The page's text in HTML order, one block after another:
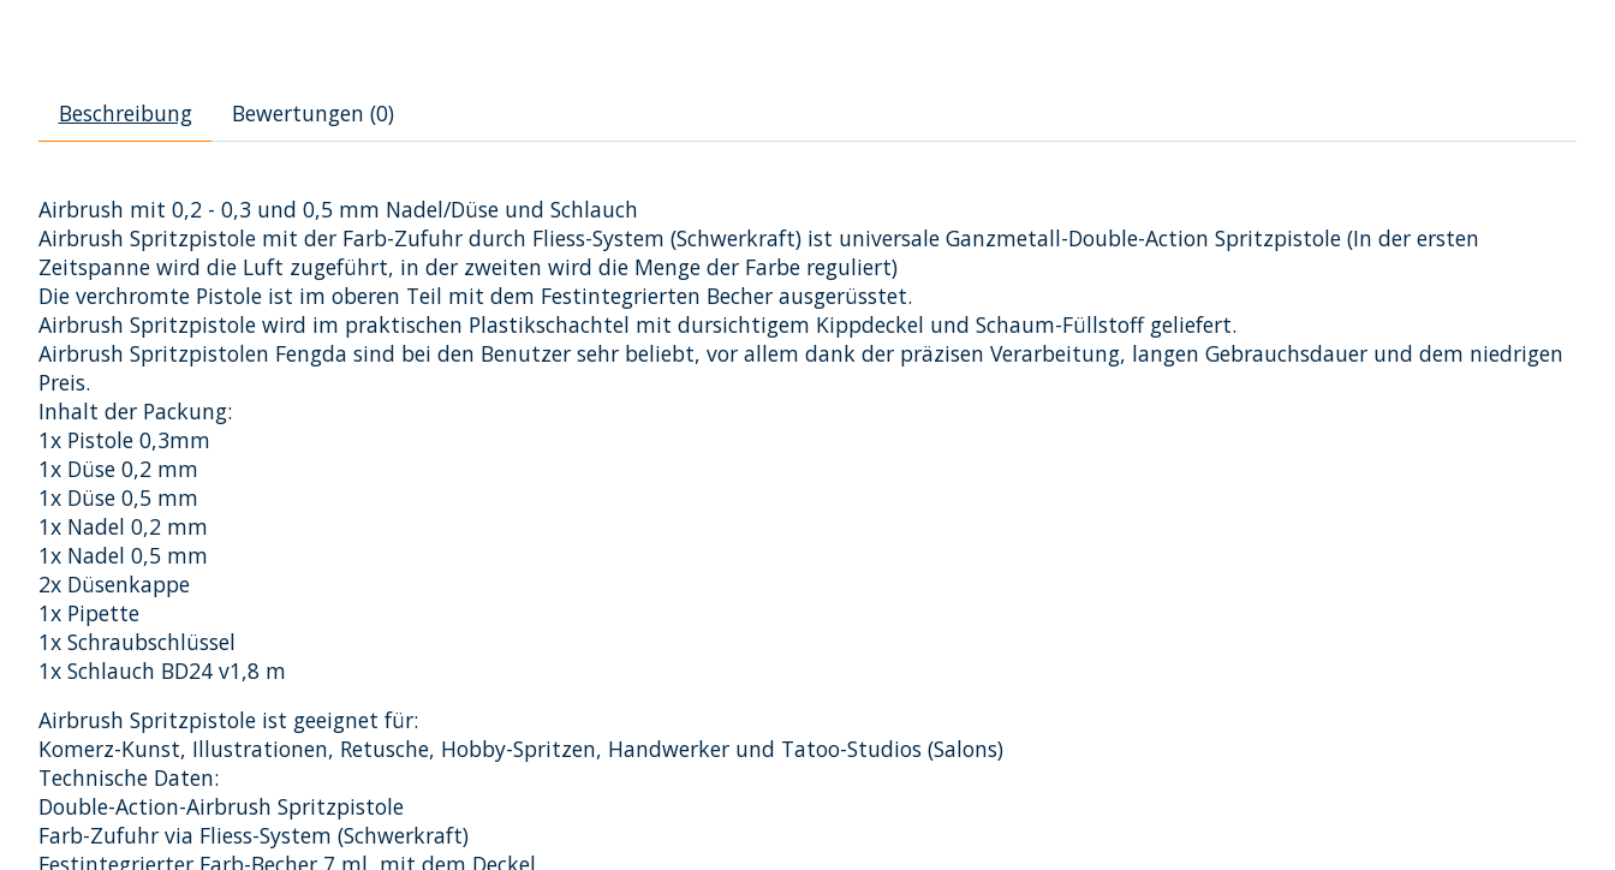
Beschreibung Bewertungen (0)
Airbrush mit 0,2 - 0,3 und 0,5 mm Nadel/Düse und Schlauch
Airbrush Spritzpistole mit der Farb-Zufuhr durch Fliess-System (Schwerkraft) ist universale Ganzmetall-Double-Action Spritzpistole (In der ersten
Zeitspanne wird die Luft zugeführt, in der zweiten wird die Menge der Farbe reguliert)
Die verchromte Pistole ist im oberen Teil mit dem Festintegrierten Becher ausgerüsstet.
Airbrush Spritzpistole wird im praktischen Plastikschachtel mit dursichtigem Kippdeckel und Schaum-Füllstoff geliefert.
Airbrush Spritzpistolen Fengda sind bei den Benutzer sehr beliebt, vor allem dank der präzisen Verarbeitung, langen Gebrauchsdauer und dem niedrigen
Preis.
Inhalt der Packung:
1x Pistole 0,3mm
1x Düse 0,2 mm
1x Düse 0,5 mm
1x Nadel 0,2 mm
1x Nadel 0,5 mm
2x Düsenkappe
1x Pipette
1x Schraubschlüssel
1x Schlauch BD24 v1,8 m
Airbrush Spritzpistole ist geeignet für:
Komerz-Kunst, Illustrationen, Retusche, Hobby-Spritzen, Handwerker und Tatoo-Studios (Salons)
Technische Daten:
Double-Action-Airbrush Spritzpistole
Farb-Zufuhr via Fliess-System (Schwerkraft)
Festintegrierter Farb-Becher 7 ml, mit dem Deckel